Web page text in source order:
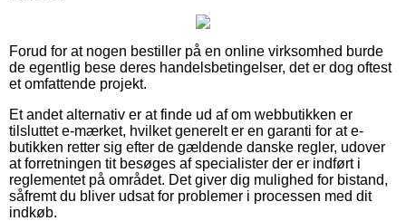
Forud for at nogen bestiller på en online virksomhed burde
de egentlig bese deres handelsbetingelser, det er dog oftest
et omfattende projekt.
Et andet alternativ er at finde ud af om webbutikken er
tilsluttet e-mærket, hvilket generelt er en garanti for at e-
butikken retter sig efter de gældende danske regler, udover
at forretningen tit besøges af specialister der er indført i
reglementet på området. Det giver dig mulighed for bistand,
såfremt du bliver udsat for problemer i processen med dit
indkøb.